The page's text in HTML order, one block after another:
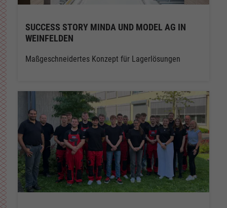
SUCCESS STORY MINDA UND MODEL AG IN
WEINFELDEN
Maßgeschneidertes Konzept für Lagerlösungen